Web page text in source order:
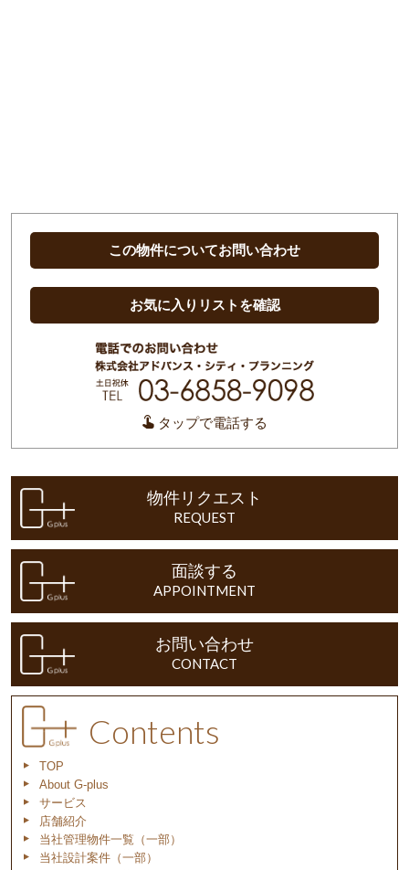
この物件についてお問い合わせ
お気に入りリストを確認
タップで電話する
物件リクエスト
REQUEST
面談する
APPOINTMENT
お問い合わせ
CONTACT
Contents
TOP
About G-plus
サービス
店舗紹介
当社管理物件一覧（一部）
当社設計案件（一部）